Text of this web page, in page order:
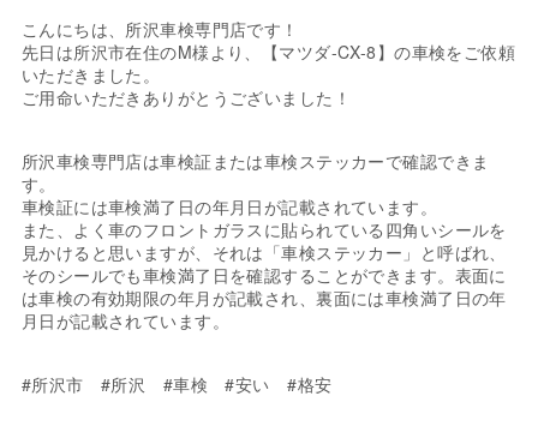
こんにちは、所沢車検専門店です！
先日は所沢市在住のM様より、【マツダ-CX-8】の車検をご依頼
いただきました。
ご用命いただきありがとうございました！
所沢車検専門店は車検証または車検ステッカーで確認できま
す。
車検証には車検満了日の年月日が記載されています。
また、よく車のフロントガラスに貼られている四角いシールを
見かけると思いますが、それは「車検ステッカー」と呼ばれ、
そのシールでも車検満了日を確認することができます。表面に
は車検の有効期限の年月が記載され、裏面には車検満了日の年
月日が記載されています。
#所沢市 #所沢 #車検 #安い #格安